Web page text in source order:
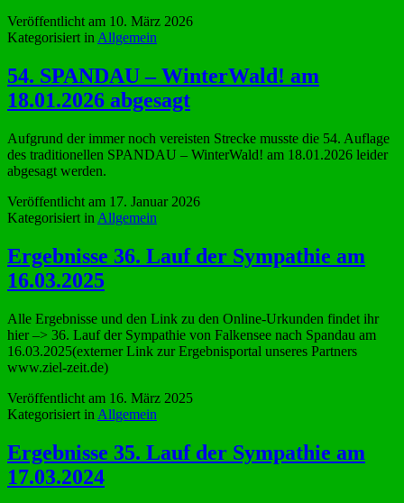
Veröffentlicht am 10. März 2026
Kategorisiert in Allgemein
54. SPANDAU – WinterWald! am
18.01.2026 abgesagt
Aufgrund der immer noch vereisten Strecke musste die 54. Auflage
des traditionellen SPANDAU – WinterWald! am 18.01.2026 leider
abgesagt werden.
Veröffentlicht am 17. Januar 2026
Kategorisiert in Allgemein
Ergebnisse 36. Lauf der Sympathie am
16.03.2025
Alle Ergebnisse und den Link zu den Online-Urkunden findet ihr
hier –> 36. Lauf der Sympathie von Falkensee nach Spandau am
16.03.2025(externer Link zur Ergebnisportal unseres Partners
www.ziel-zeit.de)
Veröffentlicht am 16. März 2025
Kategorisiert in Allgemein
Ergebnisse 35. Lauf der Sympathie am
17.03.2024